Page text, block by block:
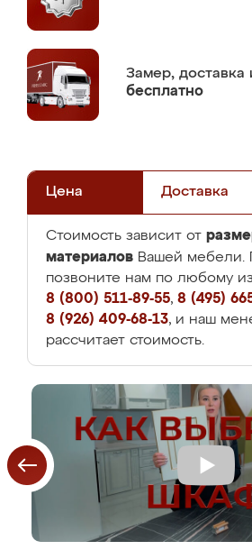
Замер,
бесплатно
Цена Доставка
Стоимость зависит от
материалов Вашей мебели.
позвоните нам по любому
8 (800) 511-89-55, 8 (495)
8 (926) 409-68-13, и наш
рассчитает стоимость.